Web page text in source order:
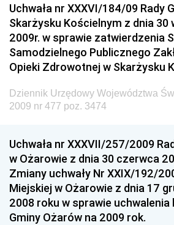
Elektronicznej
Dziennik Urzędowy Ministra
Administracji
Dziennik Urzędowy Ministra
Dziennik Urzędowy Ministra
Dziennik Urzędowy Ministra Nauki
Dziennik Urzędowy Głównego
Dziennik Urzędowy Ministra
Dziennik Urzędowy Ministra
Sportu
Dziennik Urzędowy Ministra
Uchwała nr XXXVI/184/09 Rady
Skarżysku Kościelnym z dnia 30
2009r. w sprawie zatwierdzenia
Samodzielnego Publicznego
Opieki Zdrowotnej w Skarżysku
Dziennik Urzędowy Województwa
2009 nr 477 poz. 3474
Uchwała nr XXXVII/257/2009
w Ożarowie z dnia 30 czerwca
Zmiany uchwały Nr XXIX/192/
Miejskiej w Ożarowie z dnia 17
2008 roku w sprawie uchwalenia
Gminy Ożarów na 2009 rok.